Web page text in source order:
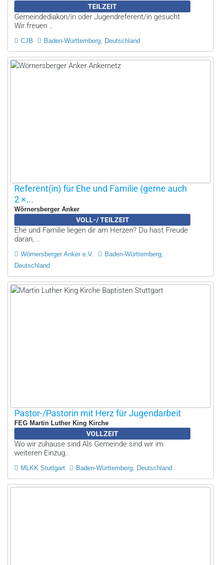
TEILZEIT
Gemeindediakon/in oder Jugendreferent/in gesucht
Wir freuen ..
CJB Baden-Württemberg, Deutschland
Referent(in) für Ehe und Familie (gerne auch
2 ×...
Wörnersberger Anker
VOLL-/ TEILZEIT
Ehe und Familie liegen dir am Herzen? Du hast Freude
daran, ..
Wörnersberger Anker e.V.
Baden-Württemberg,
Deutschland
Pastor-/Pastorin mit Herz für Jugendarbeit
FEG Martin Luther King Kirche
VOLLZEIT
Wo wir zuhause sind Als Gemeinde sind wir im
weiteren Einzug..
MLKK Stuttgart Baden-Württemberg, Deutschland